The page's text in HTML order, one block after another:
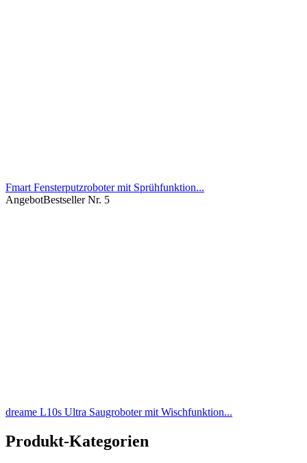
Fmart Fensterputzroboter mit Sprühfunktion...
AngebotBestseller Nr. 5
dreame L10s Ultra Saugroboter mit Wischfunktion...
Produkt-Kategorien